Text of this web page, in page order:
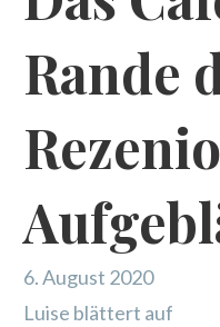
Rande
6. August 2020
Luise blättert auf